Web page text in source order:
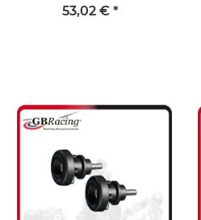
Yamaha R3 15-
53,02 € *